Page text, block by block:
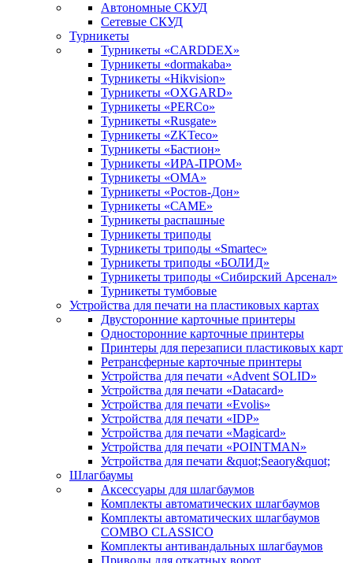
Автономные СКУД
Сетевые СКУД
Турникеты
Турникеты «CARDDEX»
Турникеты «dormakaba»
Турникеты «Hikvision»
Турникеты «OXGARD»
Турникеты «PERCo»
Турникеты «Rusgate»
Турникеты «ZKTeco»
Турникеты «Бастион»
Турникеты «ИРА-ПРОМ»
Турникеты «ОМА»
Турникеты «Ростов-Дон»
Турникеты «САМЕ»
Турникеты распашные
Турникеты триподы
Турникеты триподы «Smartec»
Турникеты триподы «БОЛИД»
Турникеты триподы «Сибирский Арсенал»
Турникеты тумбовые
Устройства для печати на пластиковых картах
Двусторонние карточные принтеры
Односторонние карточные принтеры
Принтеры для перезаписи пластиковых карт
Ретрансферные карточные принтеры
Устройства для печати «Advent SOLID»
Устройства для печати «Datacard»
Устройства для печати «Evolis»
Устройства для печати «IDP»
Устройства для печати «Magicard»
Устройства для печати «POINTMAN»
Устройства для печати &quot;Seaory&quot;
Шлагбаумы
Аксессуары для шлагбаумов
Комплекты автоматических шлагбаумов
Комплекты автоматических шлагбаумов
COMBO CLASSICO
Комплекты антивандальных шлагбаумов
Приводы для откатных ворот